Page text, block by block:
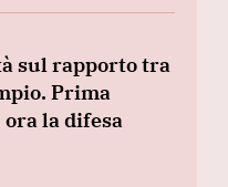
sul rapporto tra
Prima
ora la difesa